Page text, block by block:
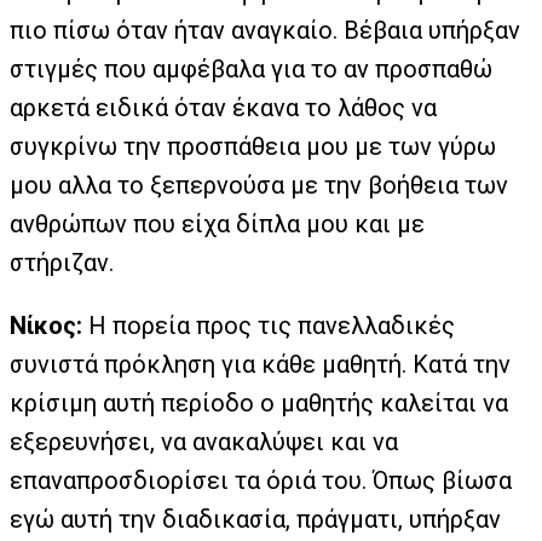
πιο πίσω όταν ήταν αναγκαίο. Βέβαια υπήρξαν
στιγμές που αμφέβαλα για το αν προσπαθώ
αρκετά ειδικά όταν έκανα το λάθος να
συγκρίνω την προσπάθεια μου με των γύρω
μου αλλα το ξεπερνούσα με την βοήθεια των
ανθρώπων που είχα δίπλα μου και με
στήριζαν.
Νίκος: Η πορεία προς τις πανελλαδικές
συνιστά πρόκληση για κάθε μαθητή. Κατά την
κρίσιμη αυτή περίοδο ο μαθητής καλείται να
εξερευνήσει, να ανακαλύψει και να
επαναπροσδιορίσει τα όριά του. Όπως βίωσα
εγώ αυτή την διαδικασία, πράγματι, υπήρξαν